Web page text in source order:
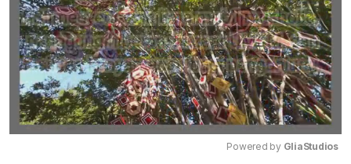
Powered by GliaStudios